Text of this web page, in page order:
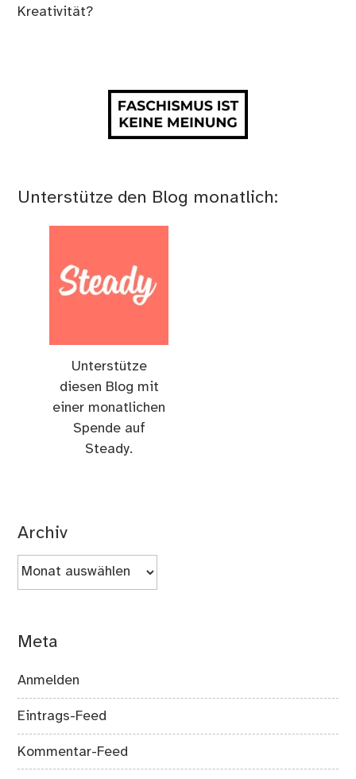
Kreativität?
Unterstütze den Blog monatlich:
Unterstütze
diesen Blog mit
einer monatlichen
Spende auf
Steady.
Archiv
Archiv
Meta
Anmelden
Eintrags-Feed
Kommentar-Feed